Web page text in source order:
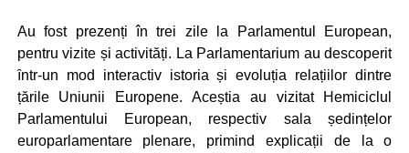
Au fost prezenți în trei zile la Parlamentul European,
pentru vizite și activități. La Parlamentarium au descoperit
ȋntr-un mod interactiv istoria și evoluția relațiilor dintre
țările Uniunii Europene. Aceștia au vizitat Hemiciclul
Parlamentului European, respectiv sala ședințelor
europarlamentare plenare, primind explicații de la o